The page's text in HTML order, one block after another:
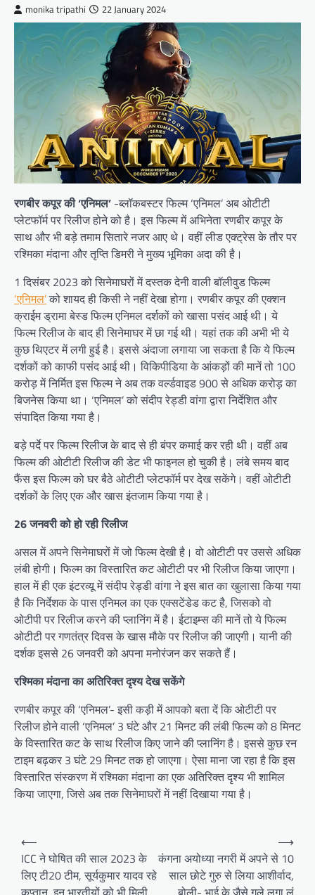
monika tripathi 22 January 2024
रणबीर कपूर की ‘एनिमल’ -ब्लॉकबस्टर फिल्म ‘एनिमल’ अब ओटीटी
प्लेटफॉर्म पर रिलीज होने को है। इस फिल्म में अभिनेता रणबीर कपूर के
साथ और भी बड़े तमाम सितारे नजर आए थे। वहीं लीड एक्ट्रेस के तौर पर
रश्मिका मंदाना और तृप्ति डिमरी ने मुख्य भूमिका अदा की है।
1 दिसंबर 2023 को सिनेमाघरों में दस्तक देनी वाली बॉलीवुड फिल्म
‘एनिमल’को शायद ही किसी ने नहीं देखा होगा। रणबीर कपूर की एक्शन
क्राईम ड्रामा बेस्ड फिल्म एनिमल दर्शकों को खासा पसंद आई थी। ये
फिल्म रिलीज के बाद ही सिनेमाघर में छा गई थी। यहां तक की अभी भी ये
कुछ थिएटर में लगी हुई है। इससे अंदाजा लगाया जा सकता है कि ये फिल्म
दर्शकों को काफी पसंद आई थी। विकिपीडिया के आंकड़ों की मानें तो 100
करोड़ में निर्मित इस फिल्म ने अब तक वर्ल्डवाइड 900 से अधिक करोड़ का
बिजनेस किया था। ‘एनिमल’ को संदीप रेड्डी वांगा द्वारा निर्देशित और
संपादित किया गया है।
बड़े पर्दे पर फिल्म रिलीज के बाद से ही बंपर कमाई कर रही थी। वहीं अब
फिल्म की ओटीटी रिलीज की डेट भी फाइनल हो चुकी है। लंबे समय बाद
फैंस इस फिल्म को घर बैठे ओटीटी प्लेटफॉर्म पर देख सकेंगे। वहीं ओटीटी
दर्शकों के लिए एक और खास इंतजाम किया गया है।
26 जनवरी को हो रही रिलीज
असल में अपने सिनेमाघरों में जो फिल्म देखी है। वो ओटीटी पर उससे अधिक
लंबी होगी। फिल्म का विस्तारित कट ओटीटी पर भी रिलीज किया जाएगा।
हाल में ही एक इंटरव्यू में संदीप रेड्डी वांगा ने इस बात का खुलासा किया गया
है कि निर्देशक के पास एनिमल का एक एक्सटेंडेड कट है, जिसको वो
ओटीपी पर रिलीज करने की प्लानिंग में है। ईटाइम्स की मानें तो ये फिल्म
ओटीटी पर गणतंत्र दिवस के खास मौके पर रिलीज की जाएगी। यानी की
दर्शक इससे 26 जनवरी को अपना मनोरंजन कर सकते हैं।
रश्मिका मंदाना का अतिरिक्त दृश्य देख सकेंगे
रणबीर कपूर की ‘एनिमल’- इसी कड़ी में आपको बता दें कि ओटीटी पर
रिलीज होने वाली ‘एनिमल’ 3 घंटे और 21 मिनट की लंबी फिल्म को 8 मिनट
के विस्तारित कट के साथ रिलीज किए जाने की प्लानिंग है। इससे कुछ रन
टाइम बढ़कर 3 घंटे 29 मिनट तक हो जाएगा। ऐसा माना जा रहा है कि इस
विस्तारित संस्करण में रश्मिका मंदाना का एक अतिरिक्त दृश्य भी शामिल
किया जाएगा, जिसे अब तक सिनेमाघरों में नहीं दिखाया गया है।
Post
navigation
⟵
ICC ने घोषित की साल 2023 के
लिए टी20 टीम, सूर्यकुमार यादव रहे
कंगना अयोध्या नगरी में अपने से 10
साल छोटे गुरु से लिया आशीर्वाद,
⟶